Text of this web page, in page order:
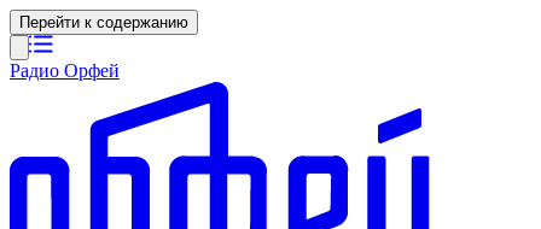
Перейти к содержанию
Радио Орфей